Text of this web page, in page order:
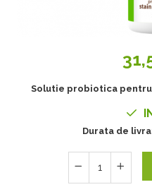
Solutie probiotica
Durata de